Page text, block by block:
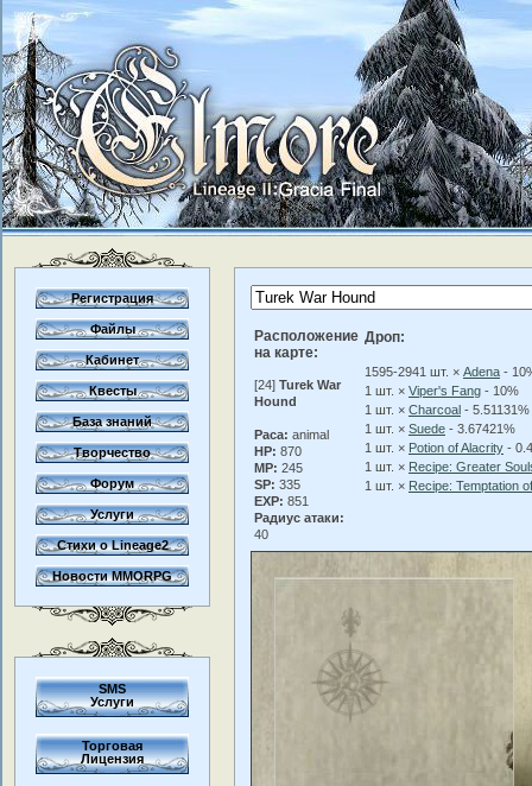
Регистрация
Файлы
Кабинет
Квесты
База знаний
Творчество
Форум
Услуги
Стихи о Lineage2
Новости MMORPG
SMS
Услуги
Торговая
Лицензия
Расположение
на карте:
[24] Turek War
Hound
Раса: animal
HP: 870
MP: 245
SP: 335
EXP: 851
Радиус атаки:
40
Дроп:
1595-2941 шт. × Adena -
1 шт. × Viper's Fang - 10%
1 шт. × Charcoal - 5.51131%
1 шт. × Suede - 3.67421%
1 шт. × Potion of Alacrity -
1 шт. × Recipe: Greater
1 шт. × Recipe: Temptation